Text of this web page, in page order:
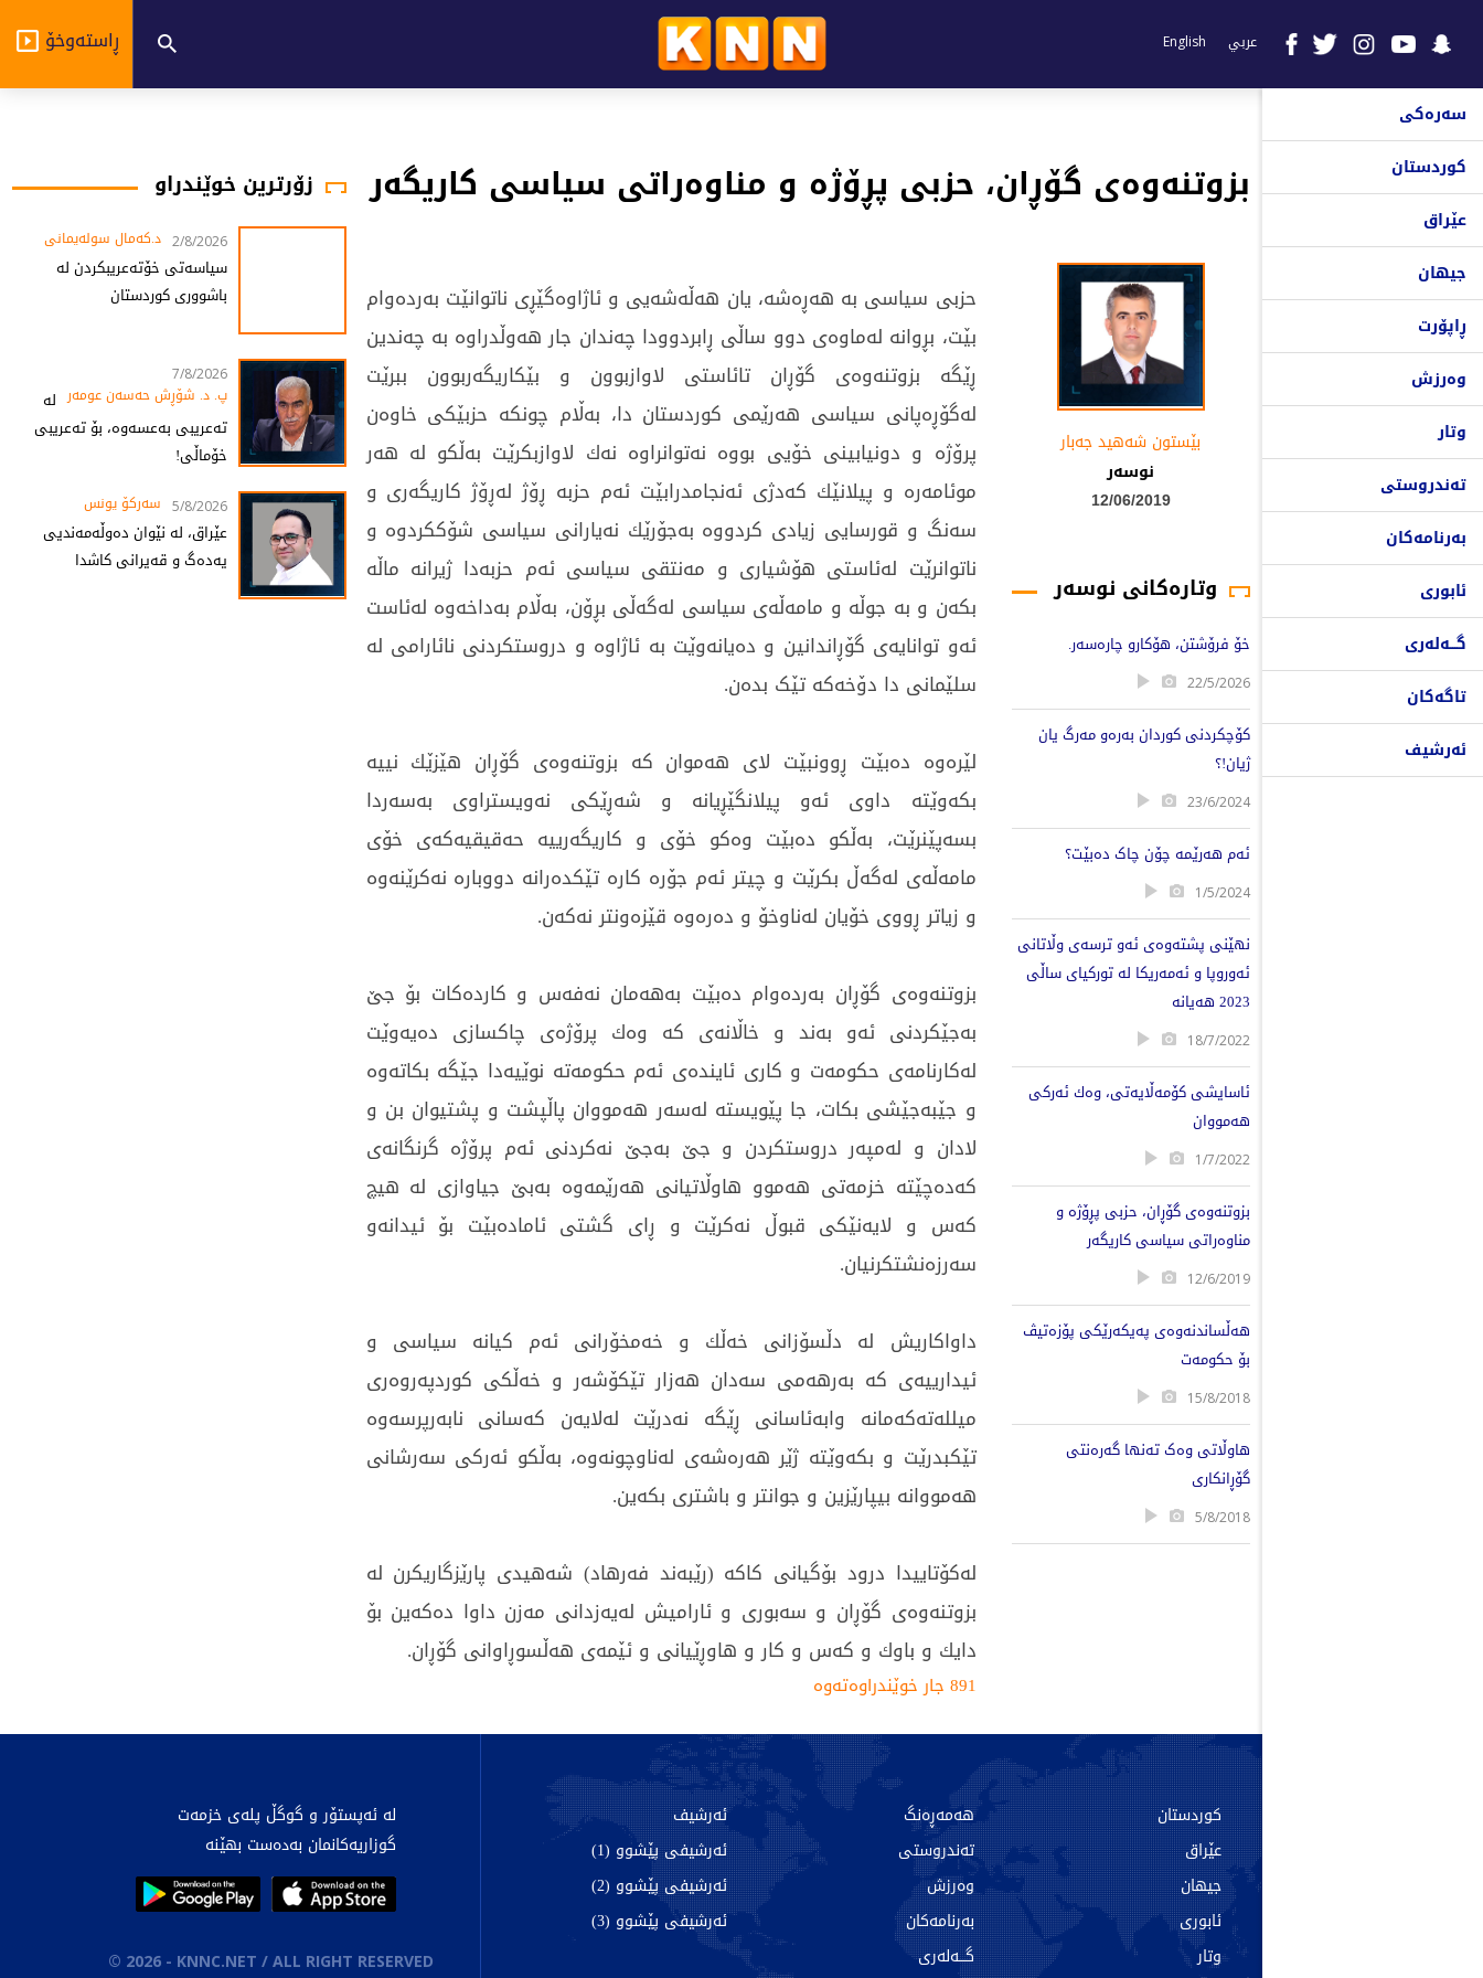
عربي English ڕاستەوخۆ
سەرەکی
کوردستان
عێراق
جیهان
ڕاپۆرت
وەرزش
وتار
تەندروستی
بەرنامەکان
ئابوری
گـــەلەری
تاگەکان
ئەرشیف
بزوتنەوەی گۆڕان، حزبی پڕۆژە و مناوەراتی سیاسی کاریگەر
بێستون شه‌هید جه‌بار
نوسه‌ر
12/06/2019
وتارەکانی نوسەر
خۆ فرۆشتن، هۆکارو چارەسەر.
22/5/2026
کۆچکردنی کوردان بەرەو مەرگ یان
ژیان!؟
23/6/2024
ئەم هەرێمە چۆن چاک دەبێت؟
1/5/2024
نهێنی پشتەوەی ئەو ترسەی وڵاتانی
ئەوروپا و ئەمەریکا لە تورکیای ساڵی
2023 هەیانە
18/7/2022
ئاسایشی کۆمەڵایەتی، وەك ئەرکی
هەمووان
1/7/2022
بزوتنەوەی گۆڕان، حزبی پڕۆژە و
مناوەراتی سیاسی کاریگەر
12/6/2019
هەڵساندنەوەی پەیکەرێکی پۆزەتیڤ
بۆ حکومەت
15/8/2018
هاوڵاتی وەک تەنها گەرەنتی
گۆڕانکاری
5/8/2018
حزبی سیاسی بە هەڕەشە، یان هەڵەشەیی و ئاژاوەگێڕی ناتوانێت بەردەوام
بێت، بڕوانە لەماوەی دوو ساڵی ڕابردوودا چەندان جار هەوڵدراوە بە چەندین
ڕێگە بزوتنەوەی گۆڕان تائاستی لاوازبوون و بێکاریگەربوون ببرێت
لەگۆڕەپانی سیاسی هەرێمی کوردستان دا، بەڵام چونکە حزبێکی خاوەن
پرۆژە و دونیابینی خۆیی بووە نەتوانراوە نەك لاوازبکرێت بەڵکو لە هەر
موئامەرە و پیلانێك کەدژی ئەنجامدرابێت ئەم حزبە ڕۆژ لەڕۆژ کاریگەری و
سەنگ و قورسایی زیادی کردووە بەجۆرێك نەیارانی سیاسی شۆكکردوە و
ناتوانرێت لەئاستی هۆشیاری و مەنتقی سیاسی ئەم حزبەدا ژیرانە ماڵە
بکەن و بە جوڵە و مامەڵەی سیاسی لەگەڵی بڕۆن، بەڵام بەداخەوە لەئاست
ئەو توانایەی گۆڕاندانین و دەیانەوێت بە ئاژاوە و دروستکردنی نائارامی لە
سلێمانی دا دۆخەکە تێک بدەن.
لێرەوە دەبێت ڕوونبێت لای هەموان کە بزوتنەوەی گۆڕان هێزێك نییە
بکەوێتە داوی ئەو پیلانگێڕیانە و شەڕێکی نەویستراوی بەسەردا
بسەپێنرێت، بەڵکو دەبێت وەکو خۆی و کاریگەرییە حەقیقیەکەی خۆی
مامەڵەی لەگەڵ بکرێت و چیتر ئەم جۆرە کارە تێکدەرانە دووبارە نەکرێنەوە
و زیاتر ڕووی خۆیان لەناوخۆ و دەرەوە قێزەونتر نەکەن.
بزوتنەوەی گۆڕان بەردەوام دەبێت بەهەمان نەفەس و کاردەکات بۆ جێ
بەجێکردنی ئەو بەند و خاڵانەی کە وەك پرۆژەی چاکسازی دەیەوێت
لەکارنامەی حکومەت و کاری ئایندەی ئەم حکومەتە نوێیەدا جێگە بکاتەوە
و جێبەجێشی بکات، جا پێویستە لەسەر هەمووان پاڵپشت و پشتیوان بن و
لادان و لەمپەر دروستکردن و جێ بەجێ نەکردنی ئەم پرۆژە گرنگانەی
کەدەچێتە خزمەتی هەموو هاوڵاتیانی هەرێمەوە بەبێ جیاوازی لە هیچ
کەس و لایەنێکی قبوڵ نەکرێت و ڕای گشتی ئامادەبێت بۆ ئیدانەو
سەرزەنشتکرنیان.
داواکاریش لە دڵسۆزانی خەڵك و خەمخۆرانی ئەم کیانە سیاسی و
ئیدارییەی کە بەرهەمی سەدان هەزار تێکۆشەر و خەڵکی کوردپەروەری
میللەتەکەمانە وابەئاسانی ڕێگە نەدرێت لەلایەن کەسانی نابەرپرسەوە
تێکبدرێت و بکەوێتە ژێر هەرەشەی لەناوچونەوە، بەڵکو ئەرکی سەرشانی
هەمووانە بیپارێزین و جوانتر و باشتری بکەین.
لەکۆتاییدا درود بۆگیانی كاكه‌ (رێبه‌ند فه‌رهاد) شەهیدی پارێزگاریکرن لە
بزوتنەوەی گۆڕان و سەبوری و ئارامیش لەیەزدانی مەزن داوا دەکەین بۆ
دایك و باوك و کەس و کار و هاوڕێیانی و ئێمەی هەڵسوڕاوانی گۆڕان.
891 جار خوێندراوەتەوە
زۆرترین خوێندراو
2/8/2026 د.کەمال سولەیمانی
سیاسەتی خۆتەعریبکردن لە
باشووری کوردستان
7/8/2026
پ. د. شۆڕش حەسەن عومەر لە
تەعریبی بەعسەوە، بۆ تەعریبی
خۆماڵی!
5/8/2026 سەرکۆ یونس
عێراق، لە نێوان دەوڵەمەندیی
یەدەگ و قەیرانی کاشدا
کوردستان
عێراق
جیهان
ئابوری
وتار
هەمەڕەنگ
تەندروستی
وەرزش
بەرنامەکان
گـــەلەری
ئەرشیف
ئەرشیفی پێشوو (1)
ئەرشیفی پێشوو (2)
ئەرشیفی پێشوو (3)
لە ئەپستۆر و گوگڵ پلەی خزمەت
گوزاریەکانمان بەدەست بهێنە
© 2026- KNNC.NET / ALL RIGHT RESERVED